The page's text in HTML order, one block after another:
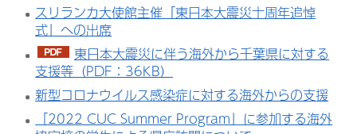
スリランカ大使館主催「東日本大震災十周年追悼
式」への出席
東日本大震災に伴う海外から千葉県に対する
支援等（PDF：36KB）
新型コロナウイルス感染症に対する海外からの支援
「2022 CUC Summer Program」に参加する海外